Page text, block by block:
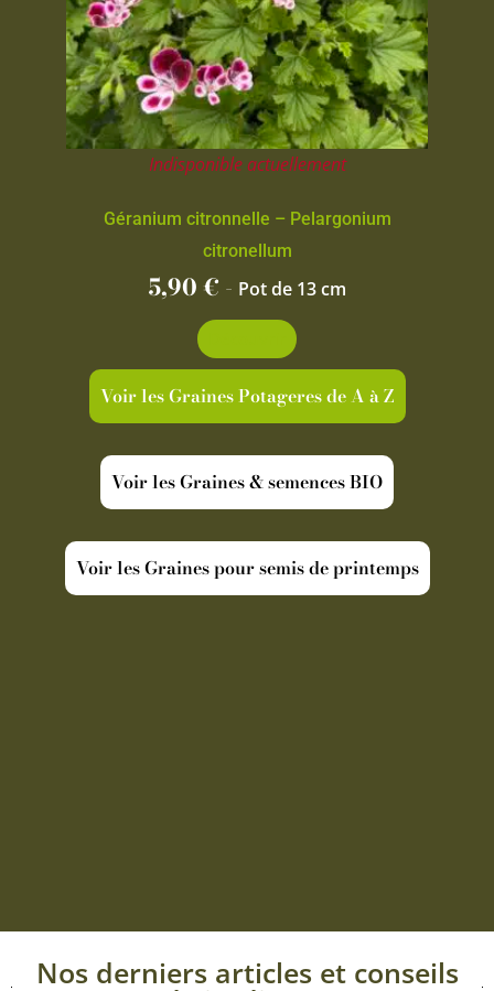
Indisponible actuellement
Géranium citronnelle – Pelargonium
citronellum
5,90€ - Pot de 13 cm
Voir les Graines Potageres de A à Z
Voir les Graines & semences BIO
Voir les Graines pour semis de printemps
Nos derniers articles et conseils